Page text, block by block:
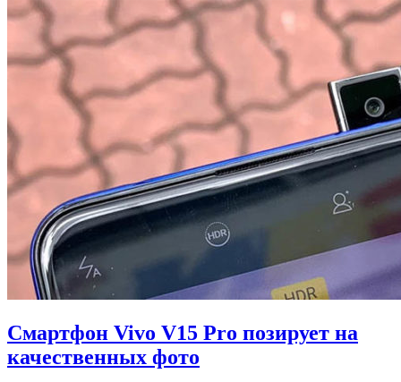
Смартфон Vivo V15 Pro позирует на
качественных фото